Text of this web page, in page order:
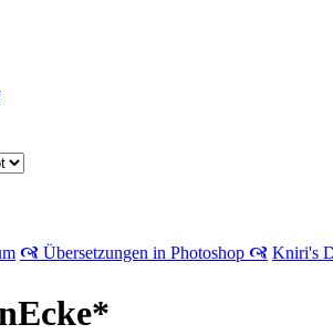
🙧 Übersetzungen in Photoshop 🙧 Kniri's